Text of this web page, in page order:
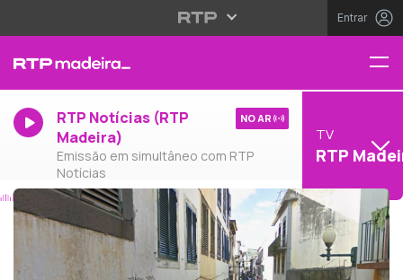
Entrar
RTP Notícias (RTP
Madeira)
Emissão em simultâneo com RTP
Notícias
NO AR
TV
RTP